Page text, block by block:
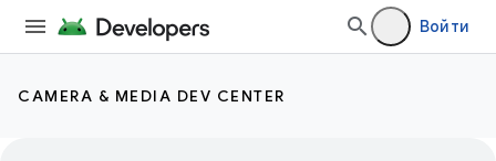
Войти
CAMERA & MEDIA DEV CENTER